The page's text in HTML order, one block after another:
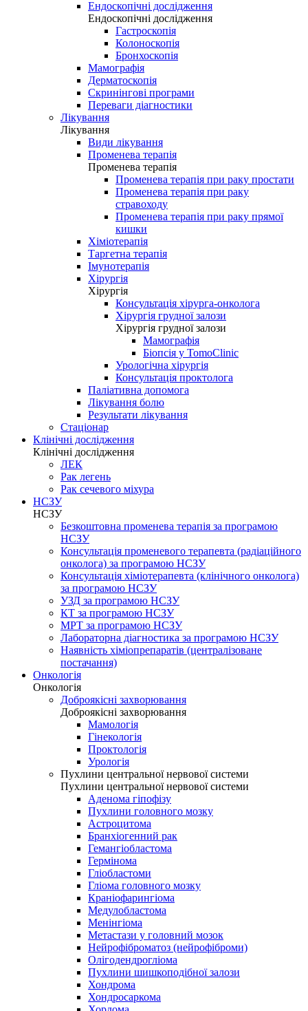
Ендоскопічні дослідження
Ендоскопічні дослідження
Гастроскопія
Колоноскопія
Бронхоскопія
Мамографія
Дерматоскопія
Скринінгові програми
Переваги діагностики
Лікування
Лікування
Види лікування
Променева терапія
Променева терапія
Променева терапія при раку простати
Променева терапія при раку
стравоходу
Променева терапія при раку прямої
кишки
Хіміотерапія
Таргетна терапія
Імунотерапія
Хірургія
Хірургія
Консультація хірурга-онколога
Хірургія грудної залози
Хірургія грудної залози
Мамографія
Біопсія у TomoClinic
Урологічна хірургія
Консультація проктолога
Паліативна допомога
Лікування болю
Результати лікування
Стаціонар
Клінічні дослідження
Клінічні дослідження
ЛЕК
Рак легень
Рак сечевого міхура
НСЗУ
НСЗУ
Безкоштовна променева терапія за програмою
НСЗУ
Консультація променевого терапевта (радіаційного
онколога) за програмою НСЗУ
Консультація хіміотерапевта (клінічного онколога)
за програмою НСЗУ
УЗД за програмою НСЗУ
КТ за програмою НСЗУ
МРТ за програмою НСЗУ
Лабораторна діагностика за програмою НСЗУ
Наявність хіміопрепаратів (централізоване
постачання)
Онкологія
Онкологія
Доброякісні захворювання
Доброякісні захворювання
Мамологія
Гінекологія
Проктологія
Урологія
Пухлини центральної нервової системи
Пухлини центральної нервової системи
Аденома гіпофізу
Пухлини головного мозку
Астроцитома
Бранхіогенний рак
Гемангіобластома
Гермінома
Гліобластоми
Гліома головного мозку
Краніофарингіома
Медулобластома
Менінгіома
Метастази у головний мозок
Нейрофіброматоз (нейрофіброми)
Олігодендрогліома
Пухлини шишкоподібної залози
Хондрома
Хондросаркома